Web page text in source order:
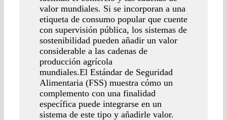
valor mundiales. Si se incorporan a una
etiqueta de consumo popular que cuente
con supervisión pública, los sistemas de
sostenibilidad pueden añadir un valor
considerable a las cadenas de
producción agrícola
mundiales.El Estándar de Seguridad
Alimentaria (FSS) muestra cómo un
complemento con una finalidad
específica puede integrarse en un
sistema de este tipo y añadirle valor.